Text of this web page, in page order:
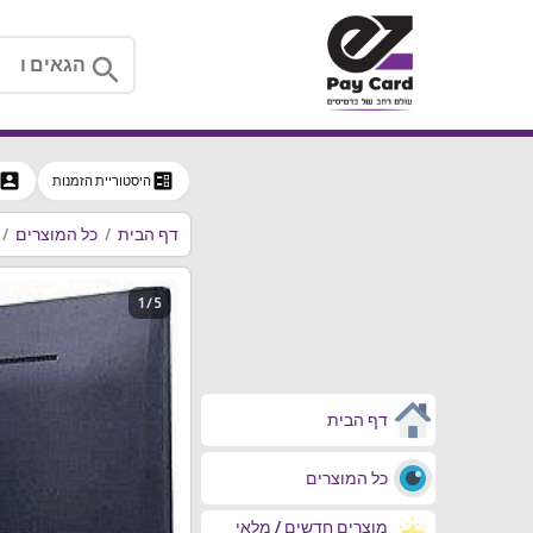
search
דף הבית
כל המוצרים
מוצרים חדשים / מלאי
ballot היסטוריית הזמנות
דף הבית כל המוצרים
1 / 5